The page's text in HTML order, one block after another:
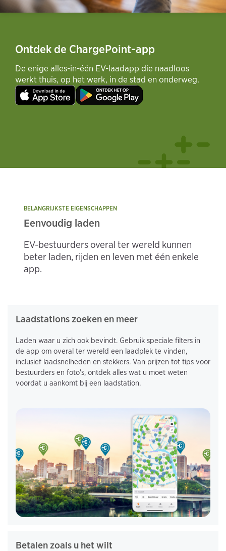
Ontdek de ChargePoint-app
De enige alles-in-één EV-laadapp die naadloos
werkt thuis, op het werk, in de stad en onderweg.
BELANGRIJKSTE EIGENSCHAPPEN
Eenvoudig laden
EV-bestuurders overal ter wereld kunnen
beter laden, rijden en leven met één enkele
app.
Laadstations zoeken en meer
Laden waar u zich ook bevindt. Gebruik speciale filters in
de app om overal ter wereld een laadplek te vinden,
inclusief laadsnelheden en stekkers. Van prijzen tot tips voor
bestuurders en foto's, ontdek alles wat u moet weten
voordat u aankomt bij een laadstation.
Betalen zoals u het wilt